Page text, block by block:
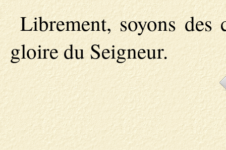
Librement, soyons
gloire du Seigneur.